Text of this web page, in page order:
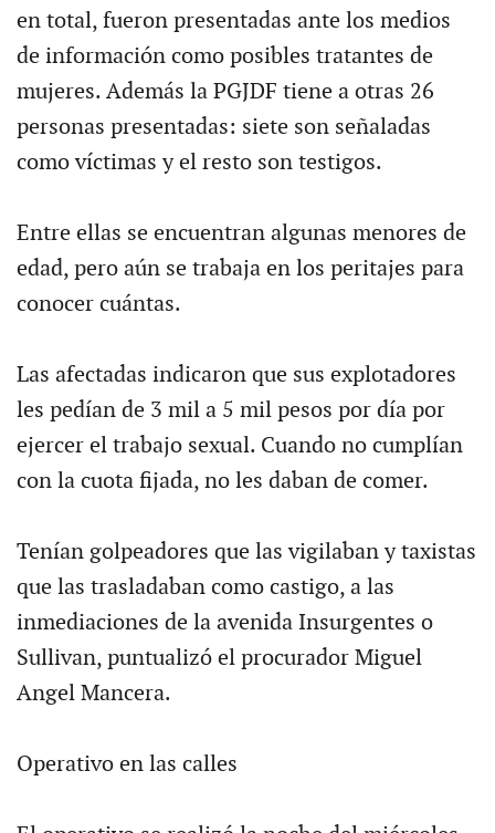
en total, fueron presentadas ante los medios
de información como posibles tratantes de
mujeres. Además la PGJDF tiene a otras 26
personas presentadas: siete son señaladas
como víctimas y el resto son testigos.
Entre ellas se encuentran algunas menores de
edad, pero aún se trabaja en los peritajes para
conocer cuántas.
Las afectadas indicaron que sus explotadores
les pedían de 3 mil a 5 mil pesos por día por
ejercer el trabajo sexual. Cuando no cumplían
con la cuota fijada, no les daban de comer.
Tenían golpeadores que las vigilaban y taxistas
que las trasladaban como castigo, a las
inmediaciones de la avenida Insurgentes o
Sullivan, puntualizó el procurador Miguel
Angel Mancera.
Operativo en las calles